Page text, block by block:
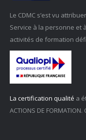
Le CDMC s’est vu
Service à la personne et
activités de formation
La certification qualité a
ACTIONS DE FORMATION.